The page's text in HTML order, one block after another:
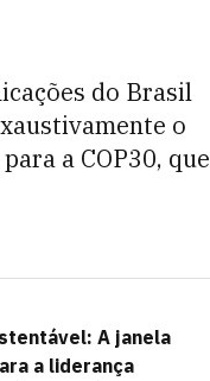
do Brasil
o
a COP30, que
A janela
a liderança